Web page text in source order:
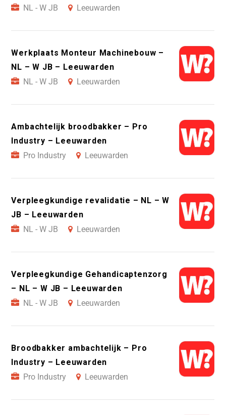
NL - W JB
Leeuwarden
Werkplaats Monteur Machinebouw –
NL – W JB – Leeuwarden
NL - W JB
Leeuwarden
Ambachtelijk broodbakker – Pro
Industry – Leeuwarden
Pro Industry
Leeuwarden
Verpleegkundige revalidatie – NL – W
JB – Leeuwarden
NL - W JB
Leeuwarden
Verpleegkundige Gehandicaptenzorg
– NL – W JB – Leeuwarden
NL - W JB
Leeuwarden
Broodbakker ambachtelijk – Pro
Industry – Leeuwarden
Pro Industry
Leeuwarden